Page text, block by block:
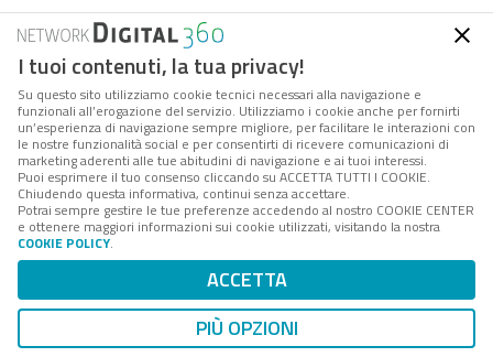
I tuoi contenuti, la tua privacy!
Su questo sito utilizziamo cookie tecnici necessari alla navigazione e
funzionali all’erogazione del servizio. Utilizziamo i cookie anche per fornirti
un’esperienza di navigazione sempre migliore, per facilitare le interazioni con
le nostre funzionalità social e per consentirti di ricevere comunicazioni di
marketing aderenti alle tue abitudini di navigazione e ai tuoi interessi.
Puoi esprimere il tuo consenso cliccando su ACCETTA TUTTI I COOKIE.
Chiudendo questa informativa, continui senza accettare.
Potrai sempre gestire le tue preferenze accedendo al nostro COOKIE CENTER
e ottenere maggiori informazioni sui cookie utilizzati, visitando la nostra
COOKIE POLICY.
ACCETTA
PIÙ OPZIONI